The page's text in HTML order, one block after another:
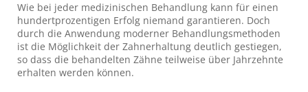
Wie bei jeder medizinischen Behandlung kann für einen
hundertprozentigen Erfolg niemand garantieren. Doch
durch die Anwendung moderner Behandlungsmethoden
ist die Möglichkeit der Zahnerhaltung deutlich gestiegen,
so dass die behandelten Zähne teilweise über Jahrzehnte
erhalten werden können.